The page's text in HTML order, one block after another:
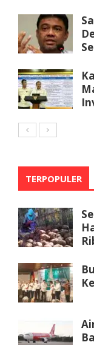
TERPOPULER